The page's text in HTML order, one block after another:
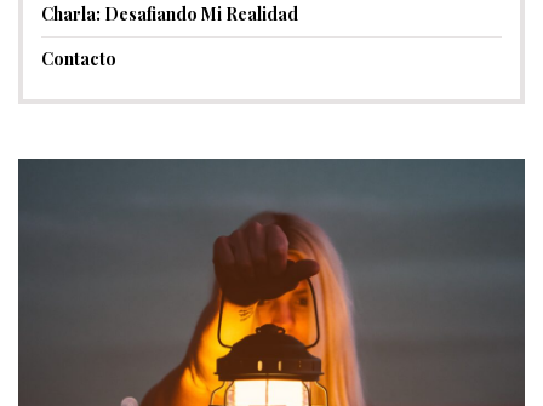
Charla: Desafiando Mi Realidad
Contacto